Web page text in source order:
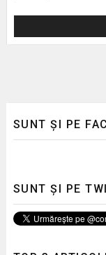
SUNT ȘI PE
SUNT ȘI PE